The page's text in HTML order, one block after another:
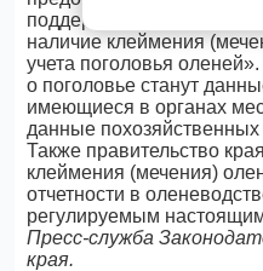
поддержки, указанных в
наличие клеймения
учета поголовья
о поголовье станут
имеющиеся в органах
данные похозяйственных
Также правительство
клеймения (мечения)
отчетности в
регулируемым
Пресс-служба
края.